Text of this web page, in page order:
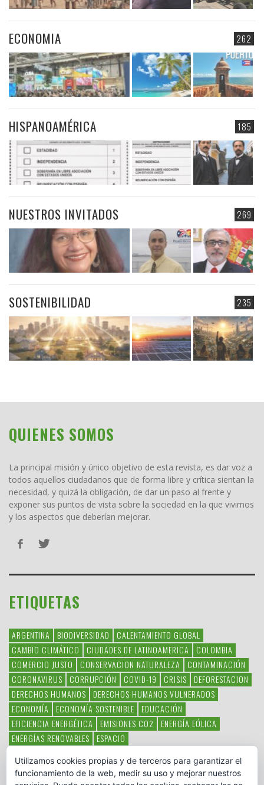
262
ECONOMIA
185
HISPANOAMÉRICA
269
NUESTROS INVITADOS
235
SOSTENIBILIDAD
QUIENES SOMOS
La principal misión y único objetivo de esta revista, es dar voz a
todos aquellos ciudadanos que de forma libre y crítica sientan la
necesidad, y quizá la obligación, de dar un paso al frente y
exponer sus puntos de vista sobre la sociedad en la que vivimos
y los aspectos que deberían mejorar.
ETIQUETAS
ARGENTINA BIODIVERSIDAD
CALENTAMIENTO GLOBAL
CAMBIO CLIMÁTICO
CIUDADES DE LATINOAMERICA
COLOMBIA
COMERCIO JUSTO
CONSERVACION NATURALEZA
CONTAMINACIÓN
CORONAVIRUS
CORRUPCIÓN COVID-19 CRISIS
DEFORESTACION
DERECHOS HUMANOS
DERECHOS HUMANOS VULNERADOS
ECONOMÍA
ECONOMÍA SOSTENIBLE
EDUCACIÓN
EFICIENCIA ENERGÉTICA
EMISIONES CO2
ENERGÍA EÓLICA
ENERGÍAS RENOVABLES
ESPACIO
HAMBRE LATINOAMÉRICA MEDIO AMBIENTE
MÉXICO
OBJETIVOS DEL MILENIO
ONGS PAZ POBREZA POESÍA POLITICA
Utilizamos cookies propias y de terceros para garantizar el
funcionamiento de la web, medir su uso y mejorar nuestros